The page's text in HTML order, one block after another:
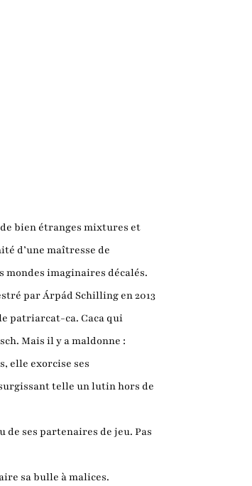
bien étranges mixtures et
d’une maîtresse de
imaginaires décalés.
par Árpád Schilling en 2013
patriarcat-ca. Caca qui
Mais il y a maldonne :
elle exorcise ses
telle un lutin hors de
de ses partenaires de jeu. Pas
sa bulle à malices.